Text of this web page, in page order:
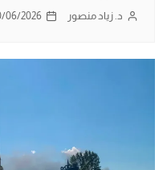
د. زياد منصور 06/2026